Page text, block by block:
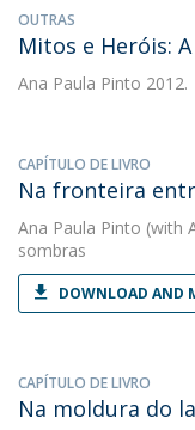
OUTRAS
Mitos e Heróis:
Ana Paula Pinto 2012.
CAPÍTULO DE LIVRO
Na fronteira
Ana Paula Pinto (with
sombras
DOWNLOAD AND
CAPÍTULO DE LIVRO
Na moldura do